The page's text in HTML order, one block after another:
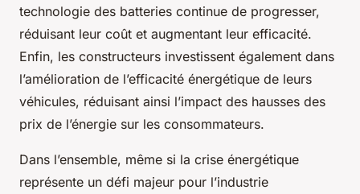
technologie des batteries continue de progresser,
réduisant leur coût et augmentant leur efficacité.
Enfin, les constructeurs investissent également dans
l’amélioration de l’efficacité énergétique de leurs
véhicules, réduisant ainsi l’impact des hausses des
prix de l’énergie sur les consommateurs.
Dans l’ensemble, même si la crise énergétique
représente un défi majeur pour l’industrie